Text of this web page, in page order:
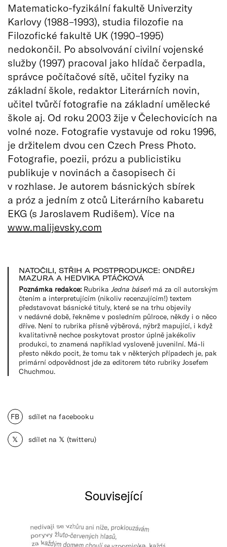
Matematicko-fyzikální fakultě Univerzity
Karlovy (1988–1993), studia filozofie na
Filozofické fakultě UK (1990–1995)
nedokončil. Po absolvování civilní vojenské
služby (1997) pracoval jako hlídač čerpadla,
správce počítačové sítě, učitel fyziky na
základní škole, redaktor Literárních novin,
učitel tvůrčí fotografie na základní umělecké
škole aj. Od roku 2003 žije v Čelechovicích na
volné noze. Fotografie vystavuje od roku 1996,
je držitelem dvou cen Czech Press Photo.
Fotografie, poezii, prózu a publicistiku
publikuje v novinách a časopisech či
v rozhlase. Je autorem básnických sbírek
a próz a jedním z otců Literárního kabaretu
EKG (s Jaroslavem Rudišem). Více na
www.malijevsky.com
NATOČILI, STŘIH A POSTPRODUKCE: ONDŘEJ
MAZURA A HEDVIKA PTÁČKOVÁ
Poznámka redakce: Rubrika Jedna báseňmá za cíl autorským
čtením a interpretujícím (nikoliv recenzujícím!) textem
představovat básnické tituly, které se na trhu objevily
v nedávné době, řekněme v posledním půlroce, někdy i o něco
dříve. Není to rubrika přísně výběrová, nýbrž mapující, i když
kvalitativně nechce poskytovat prostor úplně jakékoliv
produkci, to znamená například vysloveně juvenilní. Má-li
přesto někdo pocit, že tomu tak v některých případech je, pak
primární odpovědnost jde za editorem této rubriky Josefem
Chuchmou.
FB sdílet na facebooku
𝕏 sdílet na 𝕏 (twitteru)
Související